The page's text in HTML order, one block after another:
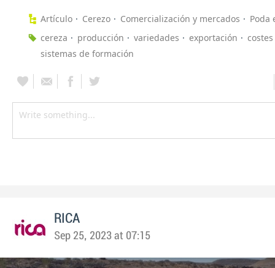
Artículo Cerezo Comercialización y mercados
Poda
cereza
producción variedades exportación
costes
sistemas de formación
RICA
Sep 25, 2023 at 07:15